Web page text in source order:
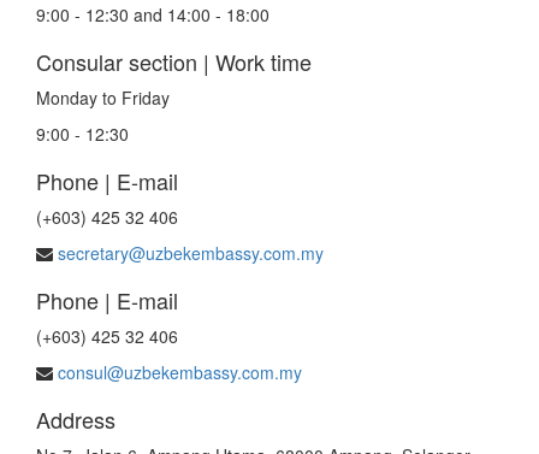
9:00 - 12:30 and 14:00 - 18:00
Consular section | Work time
Monday to Friday
9:00 - 12:30
Phone | E-mail
(+603) 425 32 406
secretary@uzbekembassy.com.my
Phone | E-mail
(+603) 425 32 406
consul@uzbekembassy.com.my
Address